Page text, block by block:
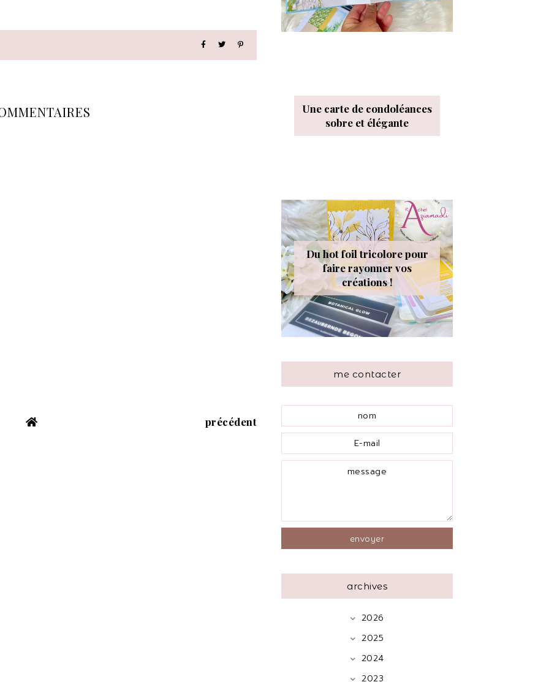
précédent
Une carte de condoléances
sobre et élégante
Du hot foil tricolore pour
faire rayonner vos
créations !
me contacter
archives
2026
2025
2024
2023